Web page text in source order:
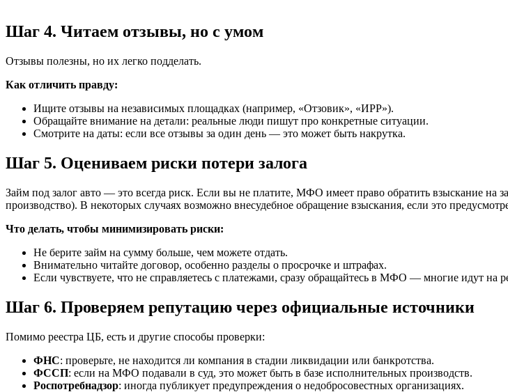
Шаг 4. Читаем отзывы, но с умом
Отзывы полезны, но их легко подделать.
Как отличить правду:
Ищите отзывы на независимых площадках (например, «Отзовик», «ИРР»).
Обращайте внимание на детали: реальные люди пишут про конкретные ситуации.
Смотрите на даты: если все отзывы за один день — это может быть накрутка.
Шаг 5. Оцениваем риски потери залога
Займ под залог авто — это всегда риск. Если вы не платите, МФО имеет право обратить взыскание на
производство). В некоторых случаях возможно внесудебное обращение взыскания, если это
Что делать, чтобы минимизировать риски:
Не берите займ на сумму больше, чем можете отдать.
Внимательно читайте договор, особенно разделы о просрочке и штрафах.
Если чувствуете, что не справляетесь с платежами, сразу обращайтесь в МФО — многие идут на
Шаг 6. Проверяем репутацию через официальные источники
Помимо реестра ЦБ, есть и другие способы проверки:
ФНС: проверьте, не находится ли компания в стадии ликвидации или банкротства.
ФССП: если на МФО подавали в суд, это может быть в базе исполнительных производств.
Роспотребнадзор: иногда публикует предупреждения о недобросовестных организациях.